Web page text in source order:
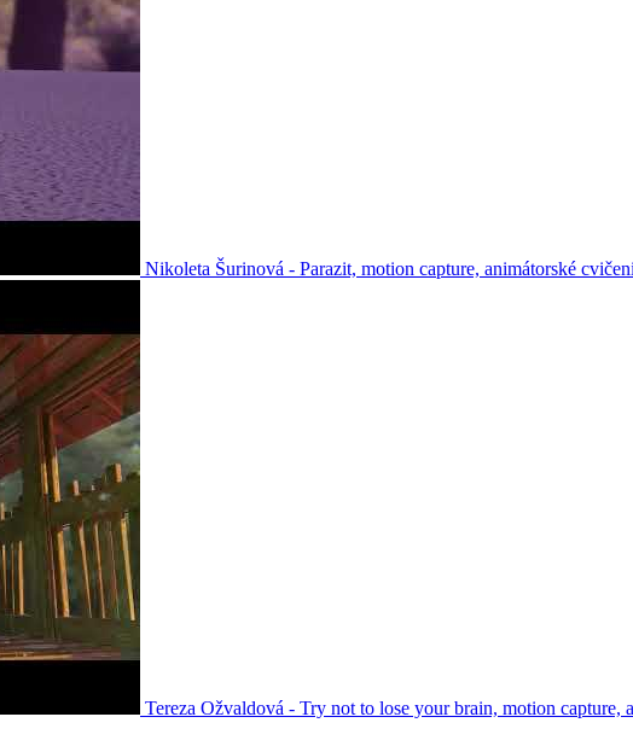
Nikoleta Šurinová - Parazit, motion capture, animátorské
Tereza Ožvaldová - Try not to lose your brain, motion capture,